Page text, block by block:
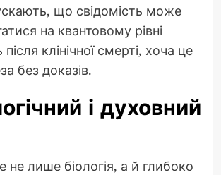
що свідомість може
на квантовому рівні
після клінічної смерті, хоча це
без доказів.
і духовний
лише біологія, а й глибоко